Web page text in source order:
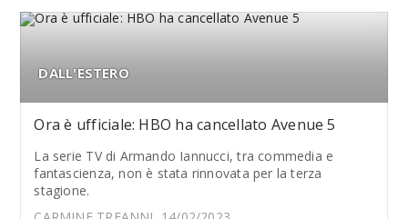
DALL'ESTERO
Ora è ufficiale: HBO ha cancellato Avenue 5
La serie TV di Armando Iannucci, tra commedia e
fantascienza, non è stata rinnovata per la terza
stagione.